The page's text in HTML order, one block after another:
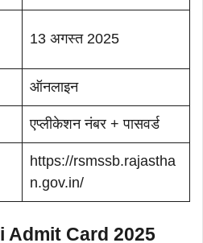
13 अगस्त 2025
ऑनलाइन
एप्लीकेशन नंबर + पासवर्ड
https://rsmssb.rajastha
n.gov.in/
Admit Card 2025